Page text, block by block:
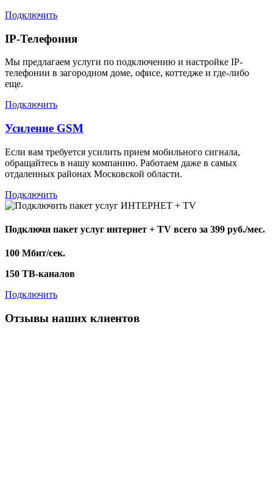
Подключить
IP-Телефония
Мы предлагаем услуги по подключению и настройке IP-
телефонии в загородном доме, офисе, коттедже и где-либо
еще.
Подключить
Усиление GSM
Если вам требуется усилить прием мобильного сигнала,
обращайтесь в нашу компанию. Работаем даже в самых
отдаленных районах Московской области.
Подключить
Подключи пакет услуг интернет + TV всего за 399 руб./мес.
100 Мбит/сек.
150 ТВ-каналов
Подключить
Отзывы наших клиентов